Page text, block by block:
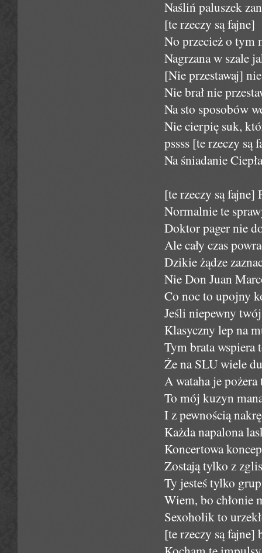
Naśliń paluszek
[te rzeczy są fajne]
No przecież o tym
Nagrzana w szale
[Nie przestawaj]
Nie brał nie
Na sto sposobów
Nie cierpię suk,
pssss [te rzeczy są
Na śniadanie
[te rzeczy są fajne]
Normalnie te
Doktor pager nie
Ale cały czas
Dzikie żądze
Nie Don Juan
Co noc to upojny
Jeśli niepewny
Klasyczny lep na
Tym brata wspiera
Że na SLU wiele
A wataha je
To mój kuzyn
I z pewnością
Każda napalona
Koncertowa
Zostają tylko z
Ty jesteś tylko
Wiem, bo chłonie
Sexoholik to
[te rzeczy są